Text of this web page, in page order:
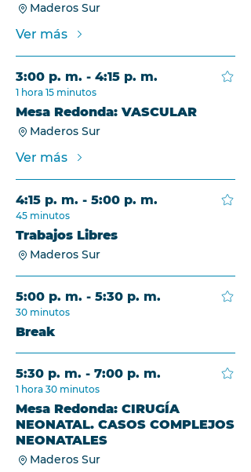
Maderos Sur
Ver más
3:00 p. m. - 4:15 p. m.
1 hora 15 minutos
Mesa Redonda: VASCULAR
Maderos Sur
Ver más
4:15 p. m. - 5:00 p. m.
45 minutos
Trabajos Libres
Maderos Sur
5:00 p. m. - 5:30 p. m.
30 minutos
Break
5:30 p. m. - 7:00 p. m.
1 hora 30 minutos
Mesa Redonda: CIRUGÍA
NEONATAL. CASOS COMPLEJOS
NEONATALES
Maderos Sur